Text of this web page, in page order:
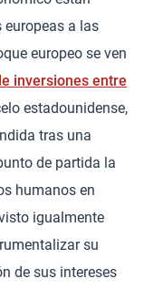
europeas a las
europeo se ven
inversiones entre
estadounidense,
tras una
de partida la
humanos en
igualmente
su
de sus intereses